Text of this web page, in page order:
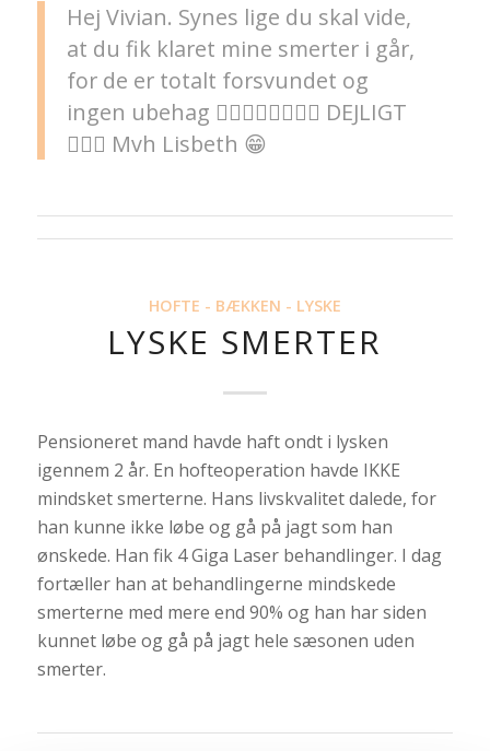
Hej Vivian. Synes lige du skal vide,
at du fik klaret mine smerter i går,
for de er totalt forsvundet og
ingen ubehag 👍🏻👍🏻👍🏻👍🏻 DEJLIGT
👍🏻😁 Mvh Lisbeth 😁
HOFTE - BÆKKEN - LYSKE
LYSKE SMERTER
Pensioneret mand havde haft ondt i lysken
igennem 2 år. En hofteoperation havde IKKE
mindsket smerterne. Hans livskvalitet dalede, for
han kunne ikke løbe og gå på jagt som han
ønskede. Han fik 4 Giga Laser behandlinger. I dag
fortæller han at behandlingerne mindskede
smerterne med mere end 90% og han har siden
kunnet løbe og gå på jagt hele sæsonen uden
smerter.